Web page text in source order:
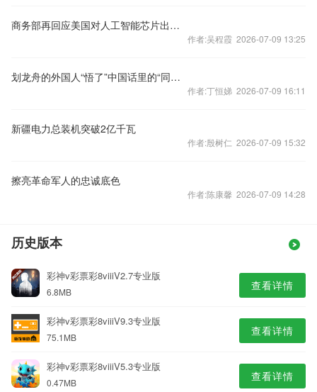
商务部再回应美国对人工智能芯片出口管制
作者:吴程霞 2026-07-09 13:25
划龙舟的外国人“悟了”中国话里的“同舟共济”
作者:丁恒娣 2026-07-09 16:11
新疆电力总装机突破2亿千瓦
作者:殷树仁 2026-07-09 15:32
擦亮革命军人的忠诚底色
作者:陈康馨 2026-07-09 14:28
历史版本
彩神v彩票彩8viiiV2.7专业版
6.8MB 查看详情
彩神v彩票彩8viiiV9.3专业版
75.1MB 查看详情
彩神v彩票彩8viiiV5.3专业版
0.47MB 查看详情